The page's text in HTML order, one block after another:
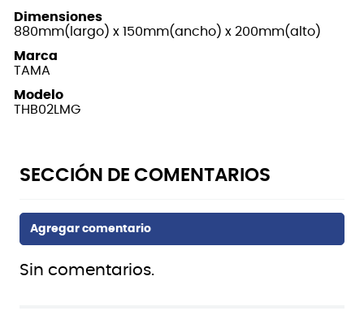
Dimensiones
880mm(largo) x 150mm(ancho) x 200mm(alto)
Marca
TAMA
Modelo
THB02LMG
Sin comentarios.